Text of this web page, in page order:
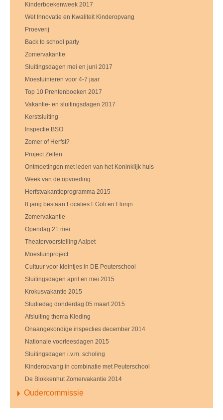
Kinderboekenweek 2017
Wet Innovatie en Kwaliteit Kinderopvang
Proeverij
Back to school party
Zomervakantie
Sluitingsdagen mei en juni 2017
Moestuinieren voor 4-7 jaar
Top 10 Prentenboeken 2017
Vakantie- en sluitingsdagen 2017
Kerstsluiting
Inspectie BSO
Zomer of Herfst?
Project Zeilen
Ontmoetingen met leden van het Koninklijk huis
Week van de opvoeding
Herfstvakantieprogramma 2015
8 jarig bestaan Locaties EGoli en Florijn
Zomervakantie
Opendag 21 mei
Theatervoorstelling Aaipet
Moestuinproject
Cultuur voor kleintjes in DE Peuterschool
Sluitingsdagen april en mei 2015
Krokusvakantie 2015
Studiedag donderdag 05 maart 2015
Afsluiting thema Kleding
Onaangekondige inspecties december 2014
Nationale voorleesdagen 2015
Sluitingsdagen i.v.m. scholing
Kinderopvang in combinatie met Peuterschool
De Blokkenhut Zomervakantie 2014
Oudercommissie